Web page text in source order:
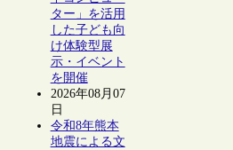
ター」を活用
した子ども向
け体験型展
示・イベント
を開催
2026年08月07
日
令和8年熊本
地震による文